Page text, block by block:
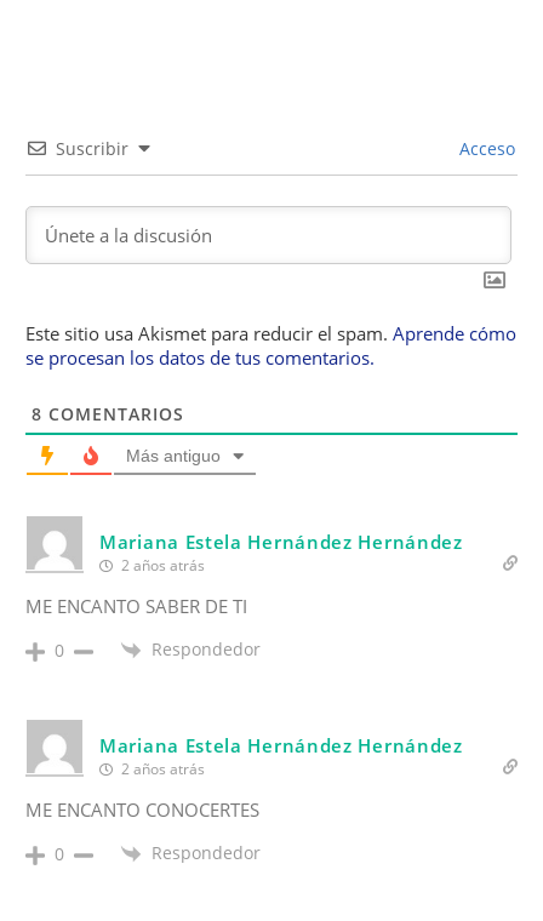
Suscribir Acceso
Este sitio usa Akismet para reducir el spam. Aprende cómo
se procesan los datos de tus comentarios.
8 COMENTARIOS
Más antiguo
Mariana Estela Hernández Hernández
2 años atrás
ME ENCANTO SABER DE TI
0 Respondedor
Mariana Estela Hernández Hernández
2 años atrás
ME ENCANTO CONOCERTES
0 Respondedor